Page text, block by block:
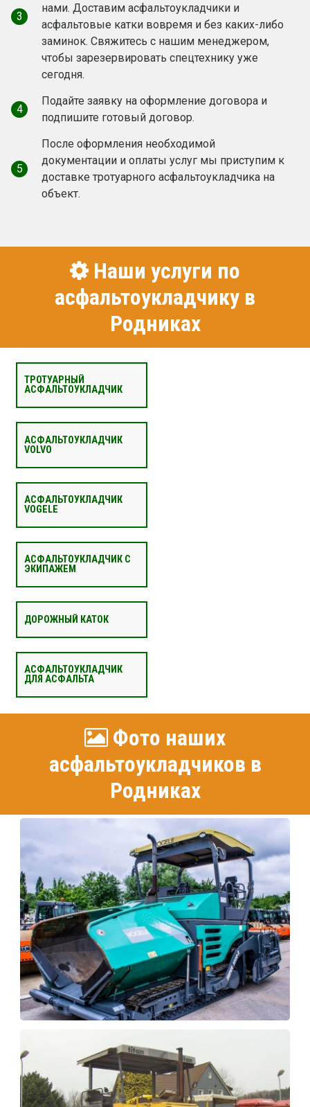
3
нами. Доставим асфальтоукладчики и
асфальтовые катки вовремя и без каких-либо
заминок. Свяжитесь с нашим менеджером,
чтобы зарезервировать спецтехнику уже
сегодня.
4
Подайте заявку на оформление договора и
подпишите готовый договор.
5
После оформления необходимой
документации и оплаты услуг мы приступим к
доставке тротуарного асфальтоукладчика на
объект.
Наши услуги по
асфальтоукладчику в
Родниках
ТРОТУАРНЫЙ
АСФАЛЬТОУКЛАДЧИК
АСФАЛЬТОУКЛАДЧИК
VOLVO
АСФАЛЬТОУКЛАДЧИК
VOGELE
АСФАЛЬТОУКЛАДЧИК С
ЭКИПАЖЕМ
ДОРОЖНЫЙ КАТОК
АСФАЛЬТОУКЛАДЧИК
ДЛЯ АСФАЛЬТА
Фото наших
асфальтоукладчиков в
Родниках